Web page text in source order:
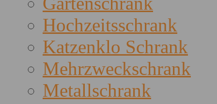
Hochzeitsschrank
Katzenklo Schrank
Mehrzweckschrank
Metallschrank